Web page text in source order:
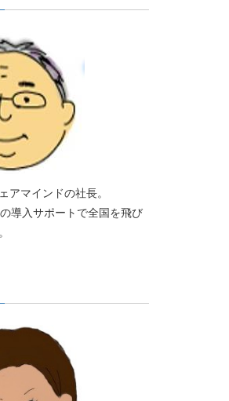
アマインドの社長。
導入サポートで全国を飛び